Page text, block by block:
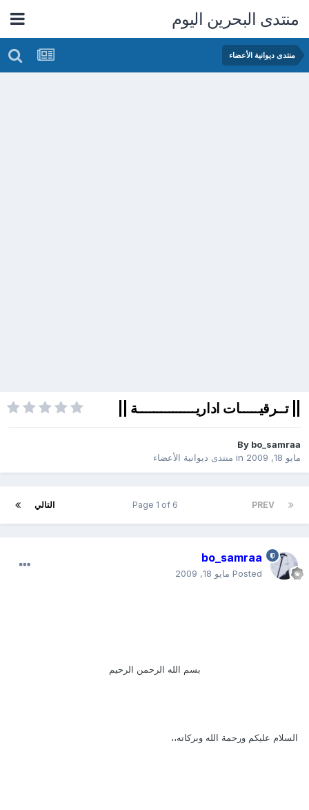
منتدى البحرين اليوم
منتدى ديوانية الأعضاء
|| تــرقيـــــات اداريـــــــــــــــة ||
Bybo_samraa
مايو 18, 2009
in منتدى ديوانية الأعضاء
PREV التالي Page 1 of 6
bo_samraa
Posted مايو 18, 2009
بسم الله الرحمن الرحيم
السلام عليكم ورحمة الله وبركاته،،